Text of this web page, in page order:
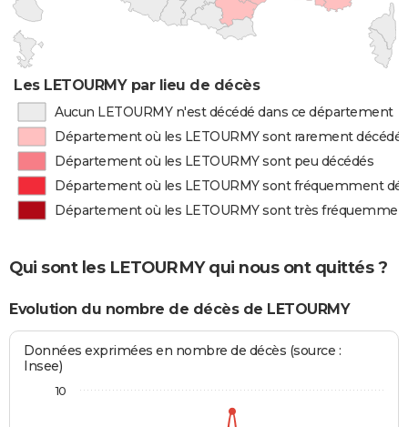
Les LETOURMY par lieu de décès
Aucun LETOURMY n'est décédé dans ce département
Département où les LETOURMY sont rarement décédés
Département où les LETOURMY sont peu décédés
Département où les LETOURMY sont fréquemment
Département où les LETOURMY sont très
Qui sont les LETOURMY qui nous ont quittés ?
Evolution du nombre de décès de LETOURMY
Données exprimées en nombre de décès (source :
Insee)
10